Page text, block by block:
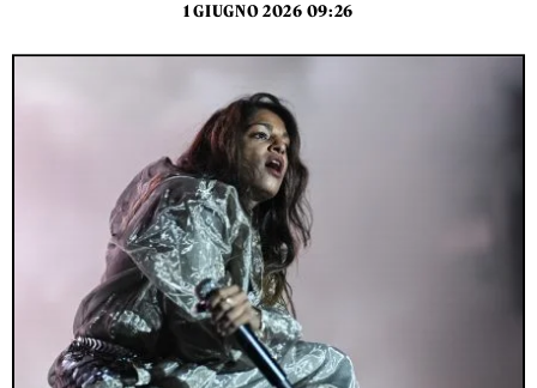
1 GIUGNO 2026 09:26